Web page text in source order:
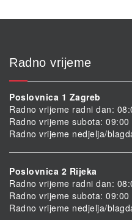
Radno vrijeme
Poslovnica 1 Zagreb
Radno vrijeme radni dan:
Radno vrijeme subota: 09:00
Radno vrijeme nedjelja/
Poslovnica 2 Rijeka
Radno vrijeme radni dan:
Radno vrijeme subota: 09:00
Radno vrijeme nedjelja/